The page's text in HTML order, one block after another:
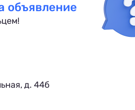
объявление
д. 44б